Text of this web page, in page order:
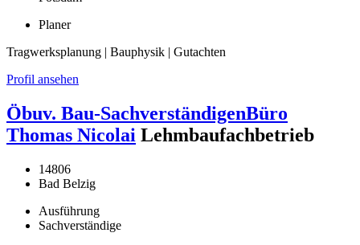
Planer
Tragwerksplanung | Bauphysik | Gutachten
Profil ansehen
Öbuv. Bau-SachverständigenBüro
Thomas Nicolai Lehmbaufachbetrieb
14806
Bad Belzig
Ausführung
Sachverständige